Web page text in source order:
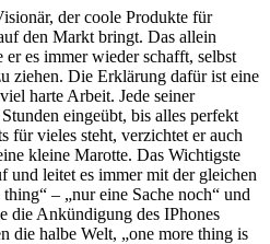
der coole Produkte für
den Markt bringt. Das allein
es immer wieder schafft, selbst
ziehen. Die Erklärung dafür ist eine
harte Arbeit. Jede seiner
eingeübt, bis alles perfekt
für vieles steht, verzichtet er auch
kleine Marotte. Das Wichtigste
und leitet es immer mit der gleichen
– „nur eine Sache noch“ und
die Ankündigung des IPhones
die halbe Welt, „one more thing is